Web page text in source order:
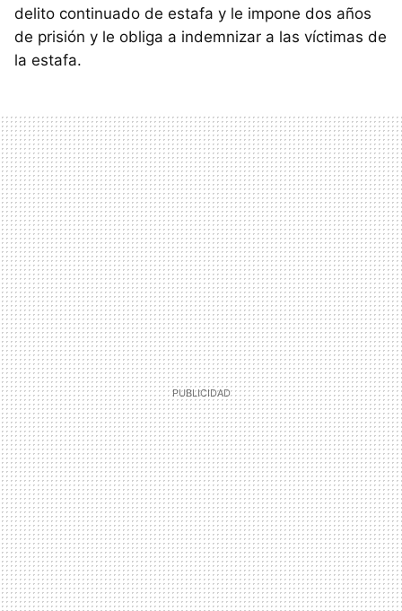
delito continuado de estafa y le impone dos años
de prisión y le obliga a indemnizar a las víctimas de
la estafa.